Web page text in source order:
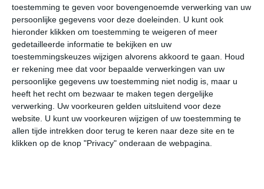
toestemming te geven voor bovengenoemde verwerking van uw
persoonlijke gegevens voor deze doeleinden. U kunt ook
hieronder klikken om toestemming te weigeren of meer
gedetailleerde informatie te bekijken en uw
toestemmingskeuzes wijzigen alvorens akkoord te gaan.
Houd
er rekening mee dat voor bepaalde verwerkingen van uw
persoonlijke gegevens uw toestemming niet nodig is, maar u
heeft het recht om bezwaar te maken tegen dergelijke
verwerking. Uw voorkeuren gelden uitsluitend voor deze
website. U kunt uw voorkeuren wijzigen of uw toestemming te
allen tijde intrekken door terug te keren naar deze site en te
klikken op de knop "Privacy" onderaan de webpagina.
> Castle Bruce
> Colihaut
> La Plaine
> Mahaut
> Marigot
> Pointe Michel